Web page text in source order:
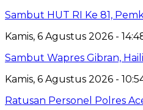
Sambut HUT RI Ke 81,
Kamis, 6 Agustus 2026 -
‎Sambut Wapres Gibran,
Kamis, 6 Agustus 2026 -
Ratusan Personel Polres